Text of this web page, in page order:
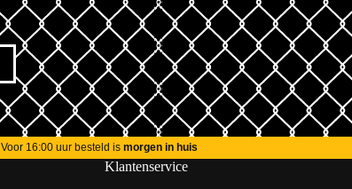
Voor 16:00 uur besteld ismorgen in huis
Klantenservice